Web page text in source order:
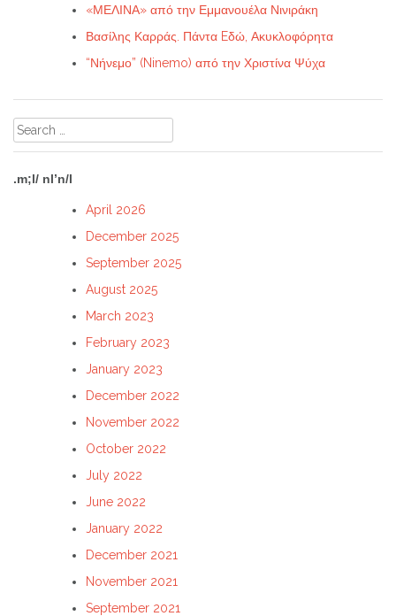
«ΜΕΛΙΝΑ» από την Εμμανουέλα Νινιράκη
Βασίλης Καρράς. Πάντα Eδώ, Ακυκλοφόρητα
“Νήνεμο” (Ninemo) από την Χριστίνα Ψύχα
Search
for:
.m;l/ nl’n/l
April 2026
December 2025
September 2025
August 2025
March 2023
February 2023
January 2023
December 2022
November 2022
October 2022
July 2022
June 2022
January 2022
December 2021
November 2021
September 2021